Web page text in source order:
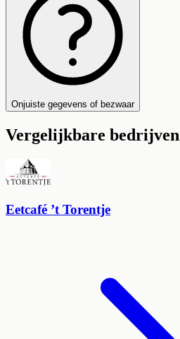
Onjuiste gegevens of bezwaar
Vergelijkbare bedrijven
Eetcafé ’t Torentje